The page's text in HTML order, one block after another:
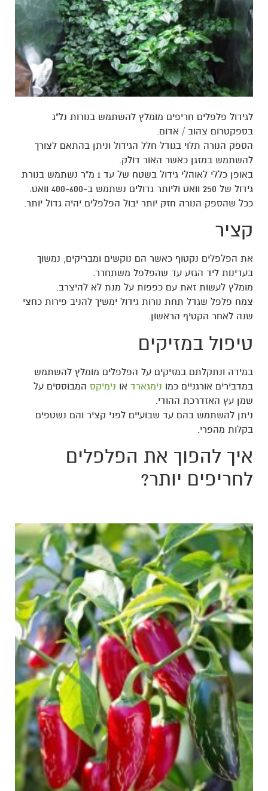
לגידול פלפלים חריפים מומלץ להשתמש בנורות נל"ג
בספקטרום צהוב / אדום.
הספק הנורה תלוי בגודל חלל הגידול וניתן בהתאם לצורך
להשתמש במזגן כאשר האור דולק.
באופן כללי לאוהלי גידול בשטח של עד 1 מ"ר נשתמש בנורת
גידול של 250 וואט וליותר גדולים נשתמש ב-400-600 וואט.
ככל שהספק הנורה חזק יותר יבול הפלפלים יהיה גדול יותר.
קציר
את הפלפלים נקטוף כאשר הם נוקשים ומבריקים, נמשוך
בעדינות ליד הגזע עד שהפלפל משתחרר.
מומלץ לעשות זאת עם כפפות על מנת לא להיצרב.
צמח פלפל שגדל תחת נורות גידול ימשיך להניב פירות כחצי
שנה לאחר הקטיף הראשון.
טיפול במזיקים
במידה ונתקלתם במזיקים על הפלפלים מומלץ להשתמש
במדבירים אורגניים כמו נימגארד או נימיקס המבוססים על
שמן עץ האזדרכת ההודי.
ניתן להשתמש בהם עד שבועיים לפני קציר והם נשטפים
בקלות מהפרי.
איך להפוך את הפלפלים
לחריפים יותר?